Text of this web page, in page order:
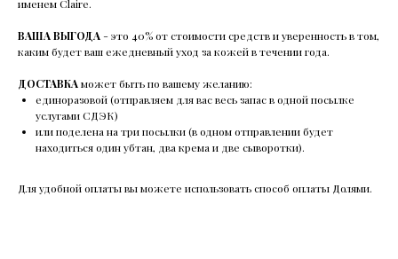
именем Claire.
ВАША ВЫГОДА- это 40% от стоимости средств и уверенность в том,
каким будет ваш ежедневный уход за кожей в течении года.
ДОСТАВКАможет быть по вашему желанию:
единоразовой (отправляем для вас весь запас в одной посылке
услугами СДЭК)
или поделена на три посылки (в одном отправлении будет
находиться один убтан, два крема и две сыворотки).
Для удобной оплаты вы можете использовать способ оплаты Долями.